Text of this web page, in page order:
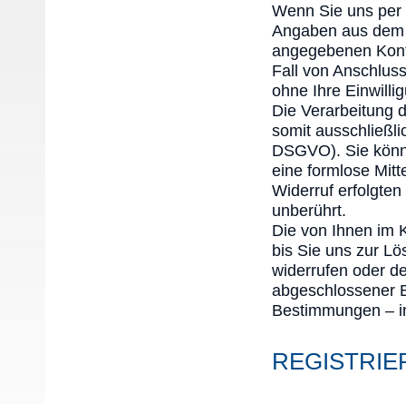
Wenn Sie uns
Angaben aus
angegebenen
Fall von
ohne Ihre
Die Verarbeitung
somit
DSGVO). Sie
eine formlose
Widerruf
unberührt.
Die von Ihnen im
bis Sie uns zur
widerrufen oder
abgeschlossener
Bestimmungen –